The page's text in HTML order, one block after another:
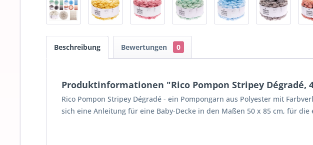
Beschreibung Bewertungen 0
Produktinformationen "Rico Pompon Stripey Dégradé,
Rico Pompon Stripey Dégradé - ein Pompongarn aus Polyester mit
sich eine Anleitung für eine Baby-Decke in den Maßen 50 x 85 cm, für die